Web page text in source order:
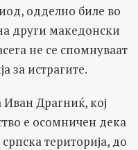
одделно биле во
други македонски
не се спомнуваат
за истрагите.
Драгниќ, кој
е осомничен дека
територија, до